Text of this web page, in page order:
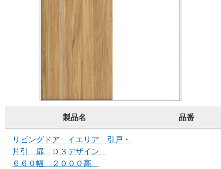
製品名 品番
リビングドア イエリア 引戸・
片引 扉 Ｄ３デザイン
６６０幅 ２０００高